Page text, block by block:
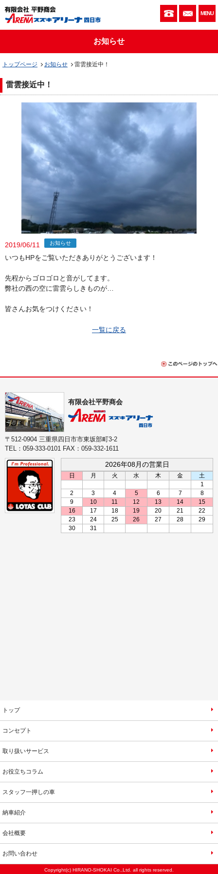
059-333-お問
MENU
お知らせ
トップページ お知らせ 雷雲接近中！
雷雲接近中！
2019/06/11 お知らせ
いつもHPをご覧いただきありがとうございます！
先程からゴロゴロと音がしてます。
弊社の西の空に雷雲らしきものが…
皆さんお気をつけください！
一覧に戻る
有限会社平野商会
〒512-0904 三重県四日市市東坂部町3-2
TEL：059-333-0101 FAX：059-332-1611
2026年08月の営業日
日 月 火 水 木 金
土
1
2
3 4 5 6 7
8
9
10 11 12 13 14
15
16
17 18 19 20 21
22
23
24 25 26 27 28
29
30
31
トップ
コンセプト
取り扱いサービス
お役立ちコラム
スタッフ一押しの車
納車紹介
会社概要
お問い合わせ
Copyright(c) HIRANO-SHOKAI Co.,Ltd. all rights reserved.